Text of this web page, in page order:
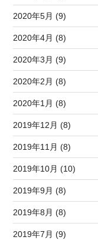
2020年5月 (9)
2020年4月 (8)
2020年3月 (9)
2020年2月 (8)
2020年1月 (8)
2019年12月 (8)
2019年11月 (8)
2019年10月 (10)
2019年9月 (8)
2019年8月 (8)
2019年7月 (9)